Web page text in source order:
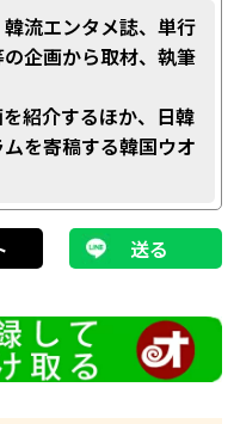
流エンタメ誌、単行
企画から取材、執筆
紹介するほか、日韓
を寄稿する韓国ウオ
送る